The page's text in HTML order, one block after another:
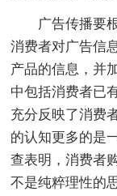
广告传播要根
消费者对广告信
产品的信息，并
中包括消费者已
充分反映了消费
的认知更多的是
查表明，消费者
不是纯粹理性的